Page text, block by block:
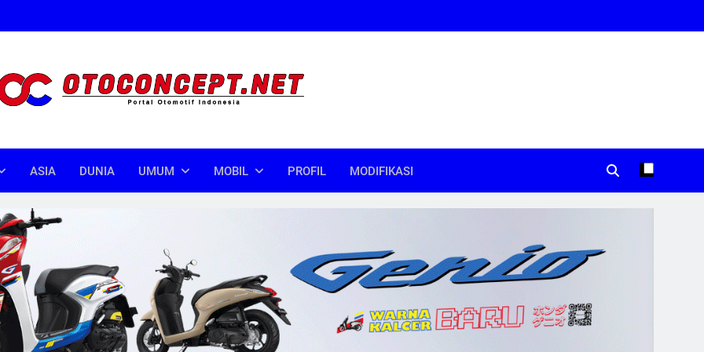
ASIA DUNIA UMUM MOBIL PROFIL MODIFIKASI